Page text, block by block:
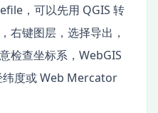
，可以先用 QGIS 转
右键图层，选择导出，
检查坐标系，WebGIS
纬度或 Web Mercator